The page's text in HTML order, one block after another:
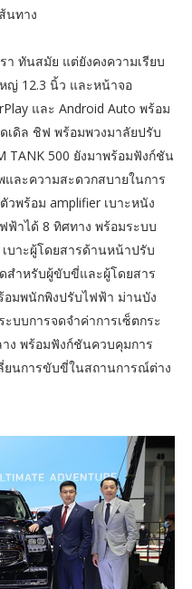
นทาง
ทันสมัย แต่ยังคงความเรียบ
ญ่ 12.3 นิ้ว และหน้าจอ
และ Android Auto พร้อม
เดิล ชิฟ พร้อมพวงมาลัยปรับ
TANK 500 ยังมาพร้อมฟังก์ชัน
ละความสะดวกสบายในการ
วพร้อม amplifier เบาะหนัง
าได้ 8 ทิศทาง พร้อมระบบ
บาะผู้โดยสารด้านหน้าปรับ
สำหรับผู้ขับขี่และผู้โดยสาร
อมพนักพิงปรับไฟฟ้า ม่านบัง
บบการจดจำค่าการเซ็ตกระ
ง พร้อมฟังก์ชันควบคุมการ
นการขับขี่ในสถานการณ์ต่าง